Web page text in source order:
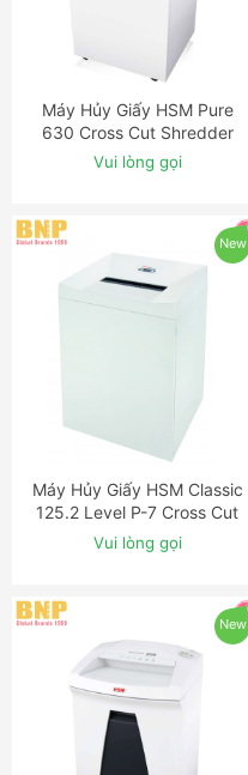
ĐẶT NGAY
Máy Hủy Giấy HSM Pure
630 Cross Cut Shredder
Vui lòng gọi
New
ĐẶT NGAY
Máy Hủy Giấy HSM Classic
125.2 Level P-7 Cross Cut
Shredder with Automatic
Oiler
Vui lòng gọi
New